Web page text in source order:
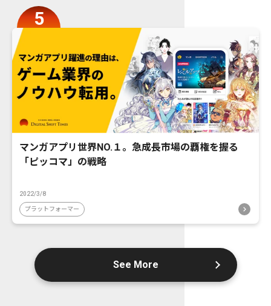
マンガアプリ世界NO.１。急成長市場の覇権を握る
「ピッコマ」の戦略
2022/3/8
プラットフォーマー
See More